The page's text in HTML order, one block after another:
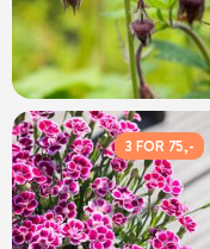
3 FOR 75,-